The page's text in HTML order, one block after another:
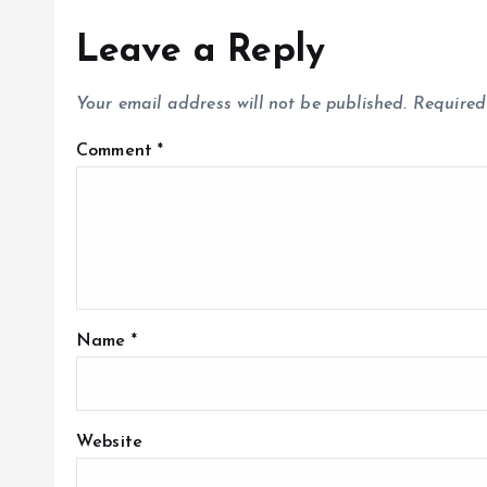
Leave a Reply
Your email address will not be published.
Comment*
Name *
Website